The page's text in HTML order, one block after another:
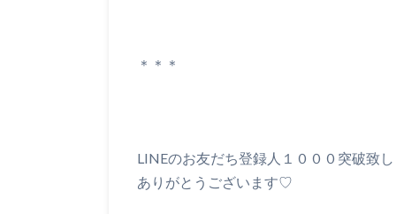
＊＊＊
LINEのお友だち登録人１０００突破致し
ありがとうございます♡